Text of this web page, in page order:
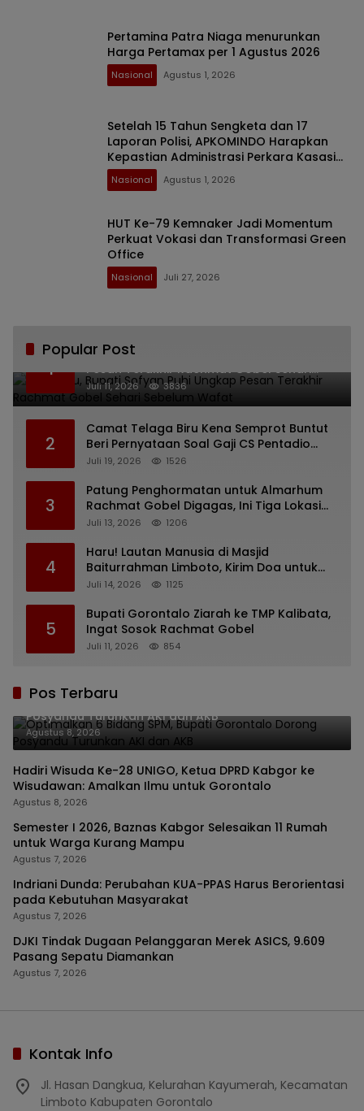
Pertamina Patra Niaga menurunkan
Harga Pertamax per 1 Agustus 2026
Nasional Agustus 1, 2026
Setelah 15 Tahun Sengketa dan 17
Laporan Polisi, APKOMINDO Harapkan
Kepastian Administrasi Perkara Kasasi
Nomor 431 K/TUN/2026
Nasional Agustus 1, 2026
HUT Ke-79 Kemnaker Jadi Momentum
Perkuat Vokasi dan Transformasi Green
Office
Nasional Juli 27, 2026
Popular Post
1
Bikin Haru, Bupati Sofyan Puhi Ungkap
Pesan Terakhir Rachmat Gobel Sehari
Sebelum Wafat
Juli 11, 2026 3836
2
Camat Telaga Biru Kena Semprot Buntut
Beri Pernyataan Soal Gaji CS Pentadio
Barat yang Nunggak
Juli 19, 2026 1526
3
Patung Penghormatan untuk Almarhum
Rachmat Gobel Digagas, Ini Tiga Lokasi
yang Diusulkan
Juli 13, 2026 1206
4
Haru! Lautan Manusia di Masjid
Baiturrahman Limboto, Kirim Doa untuk
Almarhum Rachmat Gobel
Juli 14, 2026 1125
5
Bupati Gorontalo Ziarah ke TMP Kalibata,
Ingat Sosok Rachmat Gobel
Juli 11, 2026 854
Pos Terbaru
Optimalkan 6 Bidang SPM, Bupati Gorontalo Dorong
Posyandu Turunkan AKI dan AKB
Agustus 8, 2026
Hadiri Wisuda Ke-28 UNIGO, Ketua DPRD Kabgor ke
Wisudawan: Amalkan Ilmu untuk Gorontalo
Agustus 8, 2026
Semester I 2026, Baznas Kabgor Selesaikan 11 Rumah
untuk Warga Kurang Mampu
Agustus 7, 2026
Indriani Dunda: Perubahan KUA-PPAS Harus Berorientasi
pada Kebutuhan Masyarakat
Agustus 7, 2026
DJKI Tindak Dugaan Pelanggaran Merek ASICS, 9.609
Pasang Sepatu Diamankan
Agustus 7, 2026
Kontak Info
Jl. Hasan Dangkua, Kelurahan Kayumerah, Kecamatan
Limboto Kabupaten Gorontalo